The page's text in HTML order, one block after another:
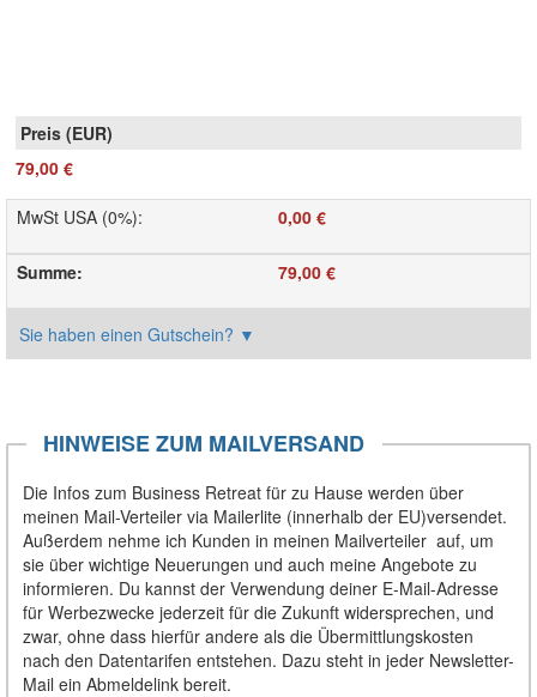
79,00 €
MwSt USA (0%): 0,00 €
Summe: 79,00 €
Sie haben einen Gutschein? ▼
HINWEISE ZUM MAILVERSAND
Die Infos zum Business Retreat für zu Hause werden über
meinen Mail-Verteiler via Mailerlite (innerhalb der EU)versendet.
Außerdem nehme ich Kunden in meinen Mailverteiler auf, um
sie über wichtige Neuerungen und auch meine Angebote zu
informieren. Du kannst der Verwendung deiner E-Mail-Adresse
für Werbezwecke jederzeit für die Zukunft widersprechen, und
zwar, ohne dass hierfür andere als die Übermittlungskosten
nach den Datentarifen entstehen. Dazu steht in jeder Newsletter-
Mail ein Abmeldelink bereit.